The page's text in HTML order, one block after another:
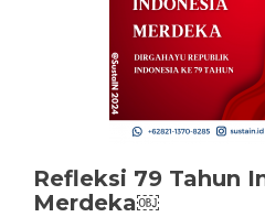
Refleksi 79 Tahun
Merdeka￼